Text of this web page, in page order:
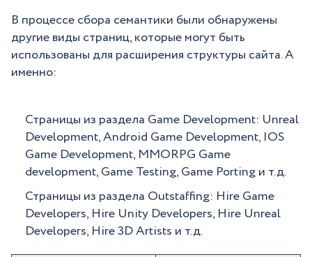
В процессе сбора семантики были обнаружены
другие виды страниц, которые могут быть
использованы для расширения структуры сайта. А
именно:
Страницы из раздела Game Development: Unreal
Development, Android Game Development, IOS
Game Development, MMORPG Game
development, Game Testing, Game Porting и т.д.
Страницы из раздела Outstaffing: Hire Game
Developers, Hire Unity Developers, Hire Unreal
Developers, Hire 3D Artists и т.д.